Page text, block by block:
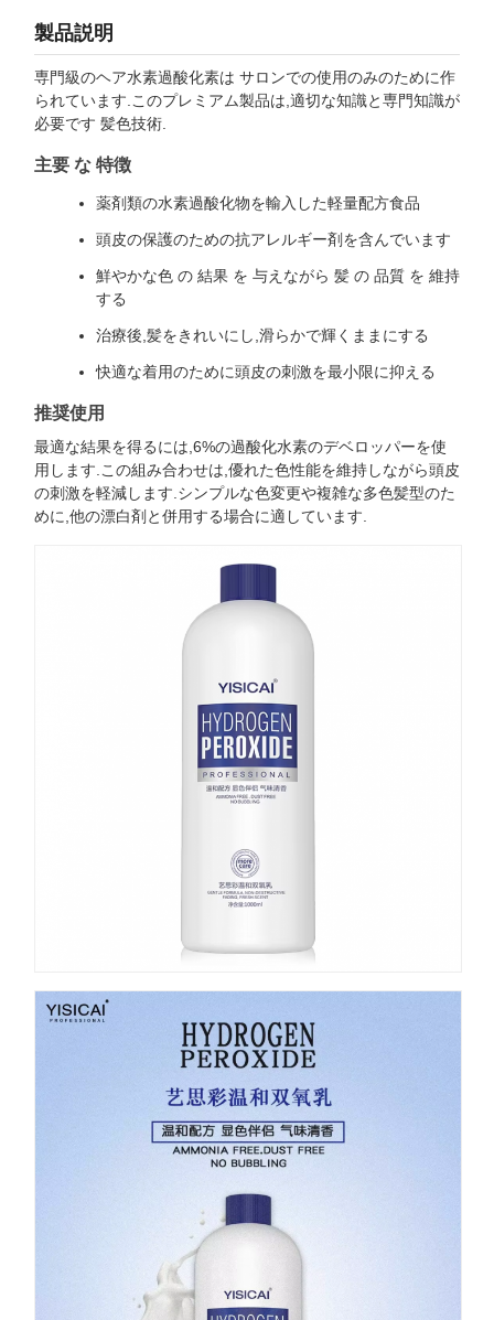
製品説明
専門級のヘア水素過酸化素は サロンでの使用のみのために作
られています.このプレミアム製品は,適切な知識と専門知識が
必要です 髪色技術.
主要 な 特徴
薬剤類の水素過酸化物を輸入した軽量配方食品
頭皮の保護のための抗アレルギー剤を含んでいます
鮮やかな色 の 結果 を 与えながら 髪 の 品質 を 維持
する
治療後,髪をきれいにし,滑らかで輝くままにする
快適な着用のために頭皮の刺激を最小限に抑える
推奨使用
最適な結果を得るには,6%の過酸化水素のデベロッパーを使
用します.この組み合わせは,優れた色性能を維持しながら頭皮
の刺激を軽減します.シンプルな色変更や複雑な多色髪型のた
めに,他の漂白剤と併用する場合に適しています.